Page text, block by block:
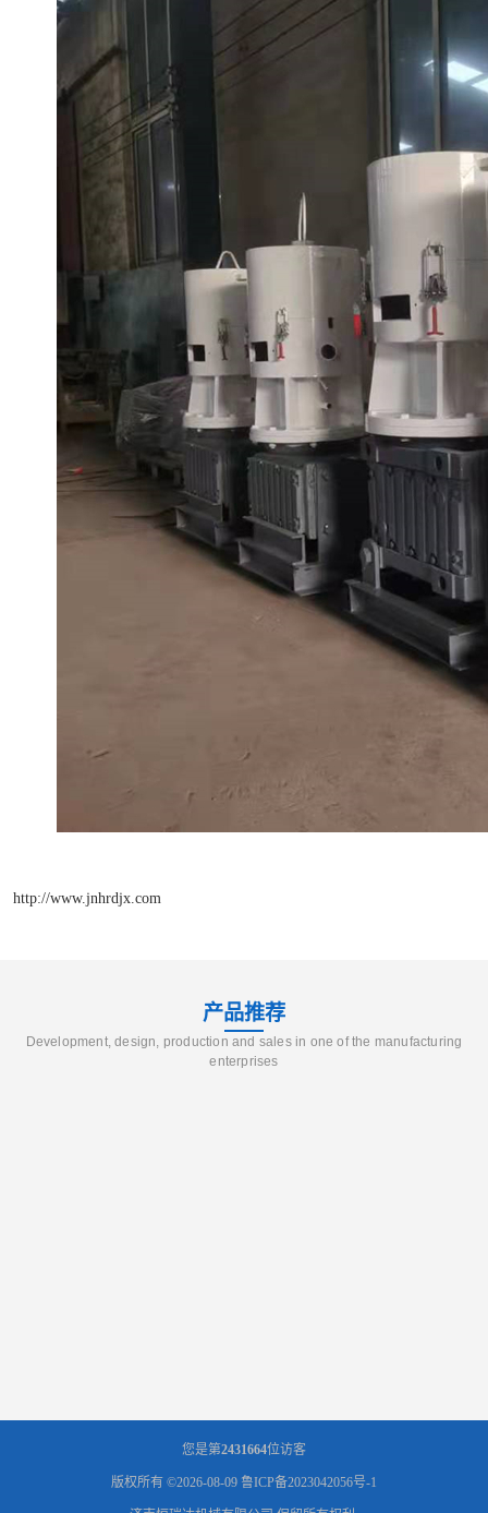
http://www.jnhrdjx.com
产品推荐
Development, design, production and sales in one of the manufacturing
enterprises
您是第2431664位访客
版权所有 ©2026-08-09 鲁ICP备2023042056号-1